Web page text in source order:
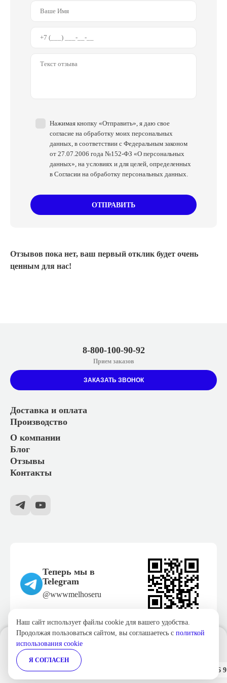
от 1 шт — 7 277 руб. от 6 шт — 6
эластичный)
эластичный)
Широкий диапазон температур использования в
Возможно использованиея сразу после монтажа
Нагрузка после 6 — 8 часов
Максимальная прочность клеевого слоя достигается в
течении 72 часов в зависимости от температуры и
влажности
Нажимая кнопку «Отправить», я даю свое
согласие на обработку моих персональных
данных, в соответствии с Федеральным законом
от 27.07.2006 года №152-ФЗ «О персональных
данных», на условиях и для целей, определенных
в Согласии на обработку персональных данных.
ОТПРАВИТЬ
Отзывов пока нет, ваш первый отклик будет очень
ценным для нас!
Доставка и оплата
Производство
О компании
Блог
Отзывы
Контакты
8-800-100-90-92
Прием заказов
ЗАКАЗАТЬ ЗВОНОК
Теперь мы в
Telegram
@wwwmelhoseru
Политика конфиденциальности
Согласие на обработку персональных данных
ТехнологииStranke.ru
Наш сайт использует файлы cookie для вашего удобства.
Продолжая пользоваться сайтом, вы соглашаетесь с политкой
использования cookie
Я СОГЛАСЕН